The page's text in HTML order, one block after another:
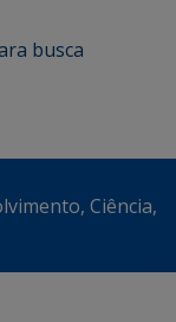
busca
Ciência,